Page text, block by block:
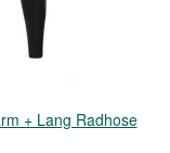
+ Lang Radhose